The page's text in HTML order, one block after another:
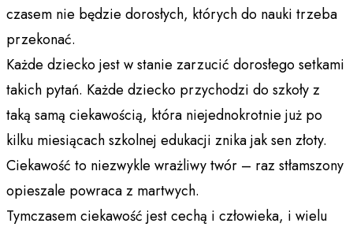
czasem nie będzie dorosłych, których do nauki trzeba
przekonać.
Każde dziecko jest w stanie zarzucić dorosłego setkami
takich pytań. Każde dziecko przychodzi do szkoły z
taką samą ciekawością, która niejednokrotnie już po
kilku miesiącach szkolnej edukacji znika jak sen złoty.
Ciekawość to niezwykle wrażliwy twór – raz stłamszony
opieszale powraca z martwych.
Tymczasem ciekawość jest cechą i człowieka, i wielu